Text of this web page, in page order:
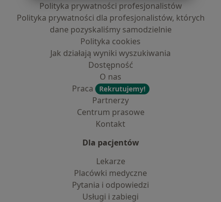
Polityka prywatności profesjonalistów
Polityka prywatności dla profesjonalistów, których
dane pozyskaliśmy samodzielnie
Polityka cookies
Jak działają wyniki wyszukiwania
Dostępność
O nas
Praca
Rekrutujemy!
Partnerzy
Centrum prasowe
Kontakt
Dla pacjentów
Lekarze
Placówki medyczne
Pytania i odpowiedzi
Usługi i zabiegi